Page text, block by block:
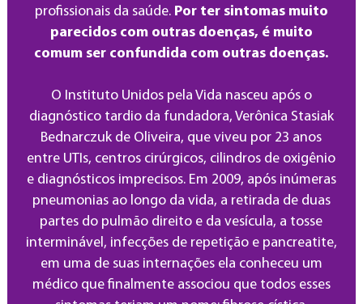
profissionais da saúde. Por ter sintomas muito
parecidos com outras doenças, é muito
comum ser confundida com outras doenças.
O Instituto Unidos pela Vida nasceu após o
diagnóstico tardio da fundadora, Verônica Stasiak
Bednarczuk de Oliveira, que viveu por 23 anos
entre UTIs, centros cirúrgicos, cilindros de oxigênio
e diagnósticos imprecisos. Em 2009, após inúmeras
pneumonias ao longo da vida, a retirada de duas
partes do pulmão direito e da vesícula, a tosse
interminável, infecções de repetição e pancreatite,
em uma de suas internações ela conheceu um
médico que finalmente associou que todos esses